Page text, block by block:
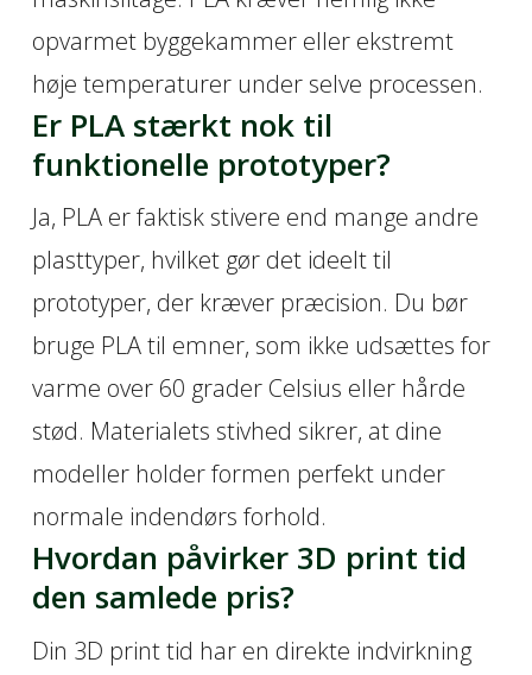
opvarmet byggekammer eller ekstremt
høje temperaturer under selve processen.
Er PLA stærkt nok til
funktionelle prototyper?
Ja, PLA er faktisk stivere end mange andre
plasttyper, hvilket gør det ideelt til
prototyper, der kræver præcision. Du bør
bruge PLA til emner, som ikke udsættes for
varme over 60 grader Celsius eller hårde
stød. Materialets stivhed sikrer, at dine
modeller holder formen perfekt under
normale indendørs forhold.
Hvordan påvirker 3D print tid
den samlede pris?
Din 3D print tid har en direkte indvirkning